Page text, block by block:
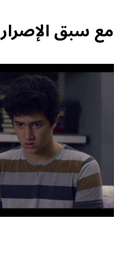
مع سبق الإصرار